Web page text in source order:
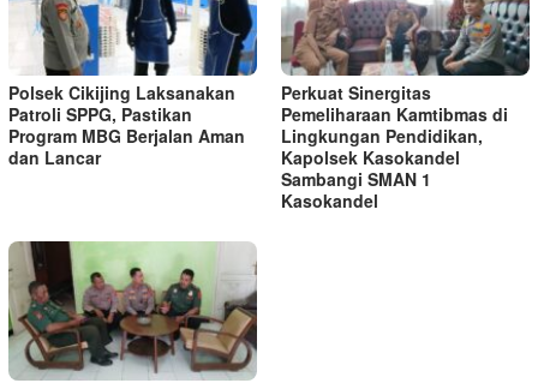
Polsek Cikijing Laksanakan
Patroli SPPG, Pastikan
Program MBG Berjalan Aman
dan Lancar
Perkuat Sinergitas
Pemeliharaan Kamtibmas di
Lingkungan Pendidikan,
Kapolsek Kasokandel
Sambangi SMAN 1
Kasokandel